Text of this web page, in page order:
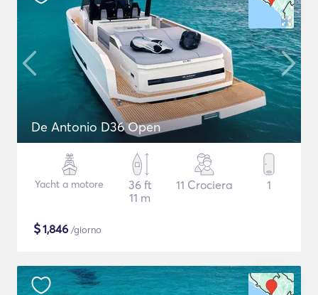
De Antonio D36 Open
Yacht a motore
36 ft
11 m
11 Crociera 1
$1,846 /giorno